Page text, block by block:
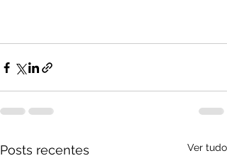
Posts recentes Ver tudo